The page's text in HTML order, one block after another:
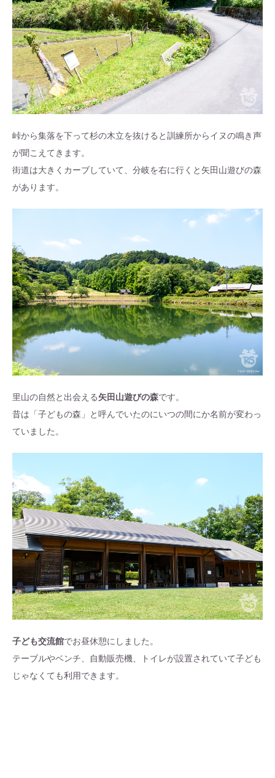
峠から集落を下って杉の木立を抜けると訓練所からイヌの鳴き声
が聞こえてきます。
街道は大きくカーブしていて、分岐を右に行くと矢田山遊びの森
があります。
里山の自然と出会える矢田山遊びの森です。
昔は「子どもの森」と呼んでいたのにいつの間にか名前が変わっ
ていました。
子ども交流館でお昼休憩にしました。
テーブルやベンチ、自動販売機、トイレが設置されていて子ども
じゃなくても利用できます。